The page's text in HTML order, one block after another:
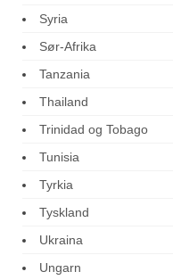
Syria
Sør-Afrika
Tanzania
Thailand
Trinidad og Tobago
Tunisia
Tyrkia
Tyskland
Ukraina
Ungarn